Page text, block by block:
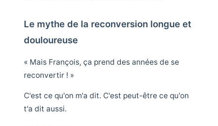
Le mythe de la reconversion longue et
douloureuse
« Mais François, ça prend des années de se
reconvertir ! »
C'est ce qu'on m'a dit. C'est peut-être ce qu'on
t'a dit aussi.